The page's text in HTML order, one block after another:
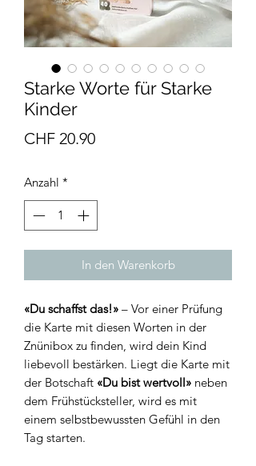
Starke Worte für Starke
Kinder
CHF 20.90Preis
Anzahl *
In den Warenkorb
«Du schaffst das!» – Vor einer Prüfung
die Karte mit diesen Worten in der
Znünibox zu finden, wird dein Kind
liebevoll bestärken. Liegt die Karte mit
der Botschaft «Du bist wertvoll» neben
dem Frühstücksteller, wird es mit
einem selbstbewussten Gefühl in den
Tag starten.